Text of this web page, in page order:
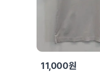
11,000원